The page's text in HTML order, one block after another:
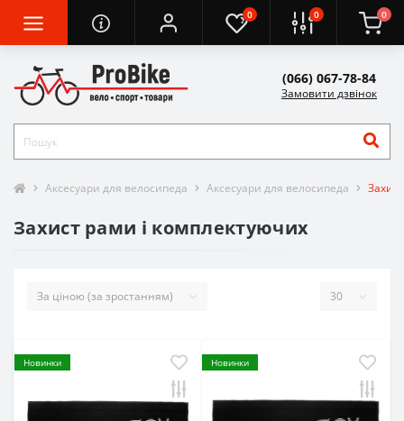
0 0 0
(066) 067-78-84
Замовити дзвінок
Аксесуари для велосипеда Аксесуари для велосипеда
Захист рами і комплектуючих
Новинки Новинки